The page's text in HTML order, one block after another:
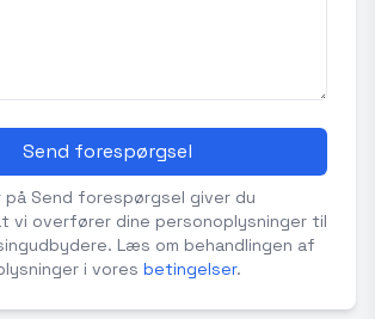
Send forespørgsel
på Send forespørgsel giver du
vi overfører dine personoplysninger til
Læs om behandlingen af
i vores betingelser.